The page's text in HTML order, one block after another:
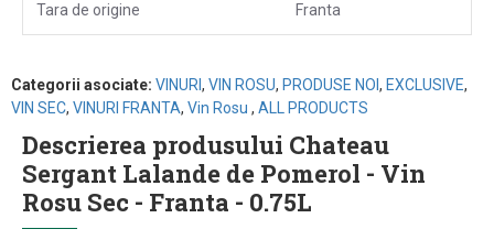
Tara de origine Franta
Categorii asociate: VINURI, VIN ROSU, PRODUSE NOI , EXCLUSIVE,
VIN SEC, VINURI FRANTA, Vin Rosu , ALL PRODUCTS
Descrierea produsului Chateau
Sergant Lalande de Pomerol - Vin
Rosu Sec - Franta - 0.75L